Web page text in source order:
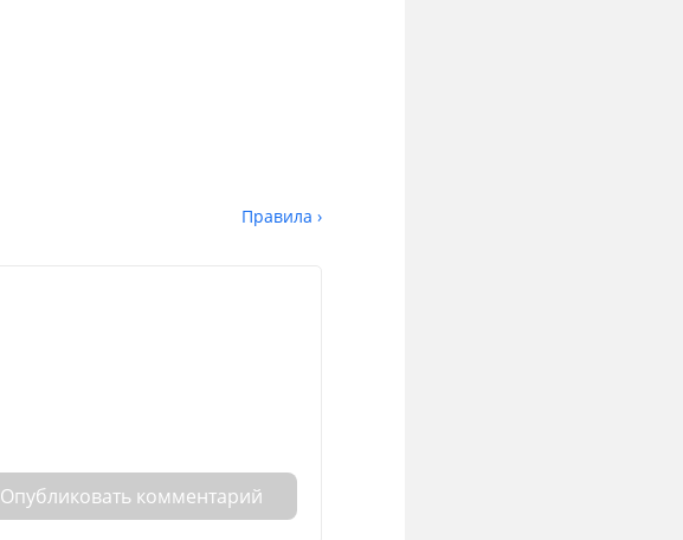
Правила ›
Опубликовать комментарий